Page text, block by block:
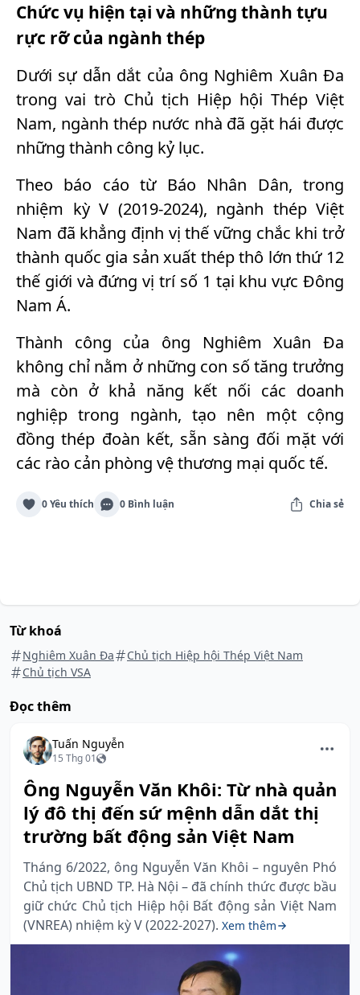
Chức vụ hiện tại và những thành tựu
rực rỡ của ngành thép
Dưới sự dẫn dắt của ông Nghiêm Xuân Đa
trong vai trò Chủ tịch Hiệp hội Thép Việt
Nam, ngành thép nước nhà đã gặt hái được
những thành công kỷ lục.
Theo báo cáo từ Báo Nhân Dân, trong
nhiệm kỳ V (2019-2024), ngành thép Việt
Nam đã khẳng định vị thế vững chắc khi trở
thành quốc gia sản xuất thép thô lớn thứ 12
thế giới và đứng vị trí số 1 tại khu vực Đông
Nam Á.
Thành công của ông Nghiêm Xuân Đa
không chỉ nằm ở những con số tăng trưởng
mà còn ở khả năng kết nối các doanh
nghiệp trong ngành, tạo nên một cộng
đồng thép đoàn kết, sẵn sàng đối mặt với
các rào cản phòng vệ thương mại quốc tế.
0 Yêu thích 0 Bình luận Chia sẻ
Từ khoá
Nghiêm Xuân Đa
Chủ tịch Hiệp hội Thép Việt Nam
Chủ tịch VSA
Đọc thêm
Tuấn Nguyễn
15 Thg 01
Ông Nguyễn Văn Khôi: Từ nhà quản
lý đô thị đến sứ mệnh dẫn dắt thị
trường bất động sản Việt Nam
Tháng 6/2022, ông Nguyễn Văn Khôi – nguyên Phó
Chủ tịch UBND TP. Hà Nội – đã chính thức được bầu
giữ chức Chủ tịch Hiệp hội Bất động sản Việt Nam
(VNREA) nhiệm kỳ V (2022-2027). Xem thêm